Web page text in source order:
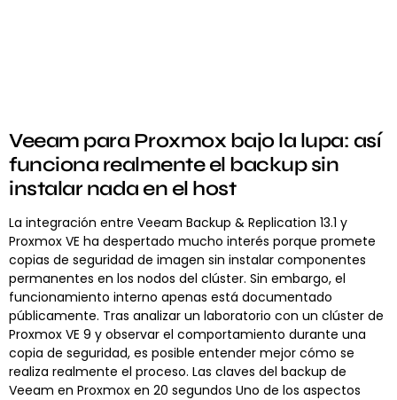
Veeam para Proxmox bajo la lupa: así
funciona realmente el backup sin
instalar nada en el host
La integración entre Veeam Backup & Replication 13.1 y
Proxmox VE ha despertado mucho interés porque promete
copias de seguridad de imagen sin instalar componentes
permanentes en los nodos del clúster. Sin embargo, el
funcionamiento interno apenas está documentado
públicamente. Tras analizar un laboratorio con un clúster de
Proxmox VE 9 y observar el comportamiento durante una
copia de seguridad, es posible entender mejor cómo se
realiza realmente el proceso. Las claves del backup de
Veeam en Proxmox en 20 segundos Uno de los aspectos